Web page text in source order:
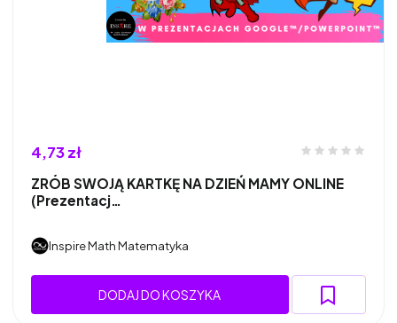
4,73 zł
ZRÓB SWOJĄ KARTKĘ NA DZIEŃ MAMY ONLINE
(Prezentacj…
Inspire Math Matematyka
DODAJ DO KOSZYKA